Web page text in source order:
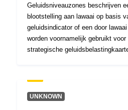
Geluidsniveauzones beschrijven
blootstelling aan lawaai op basis
geluidsindicator of een door
worden voornamelijk gebruikt
strategische
nachtpopulaties weer.
UNKNOWN